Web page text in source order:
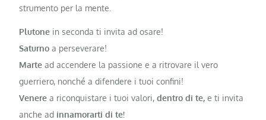
strumento per la mente.
Plutone in seconda ti invita ad osare!
Saturno a perseverare!
Marte ad accendere la passione e a ritrovare il vero
guerriero, nonché a difendere i tuoi confini!
Venere a riconquistare i tuoi valori,dentro di te,e ti invita
anche ad innamorarti di te!